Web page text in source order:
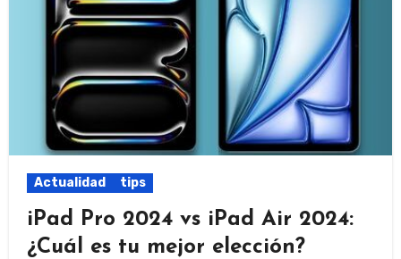
Actualidad tips
iPad Pro 2024 vs iPad Air 2024:
¿Cuál es tu mejor elección?